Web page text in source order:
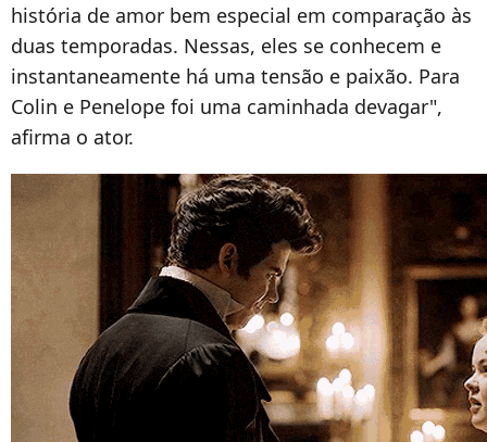
história de amor bem especial em comparação às
duas temporadas. Nessas, eles se conhecem e
instantaneamente há uma tensão e paixão. Para
Colin e Penelope foi uma caminhada devagar",
afirma o ator.